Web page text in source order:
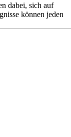
dabei, sich auf
können jeden